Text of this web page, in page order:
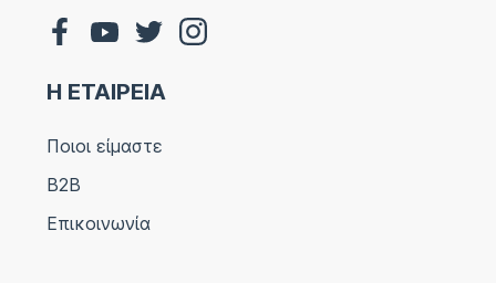
Η ΕΤΑΙΡΕΙΑ
Ποιοι είμαστε
B2B
Επικοινωνία